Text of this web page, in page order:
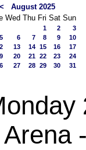
August 2025
Wed Thu Fri Sat Sun
1 2
3
5 6 7 8 9
10
13 14 15 16
17
20 21 22 23
24
27 28 29 30 31
Arena